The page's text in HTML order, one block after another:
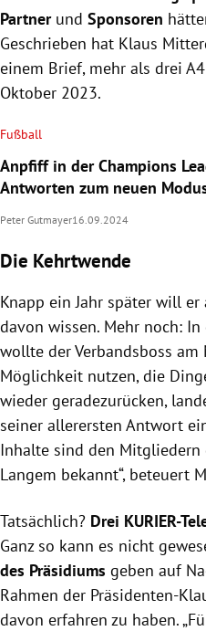
Partner und Sponsoren
Geschrieben hat Klaus
einem Brief, mehr als drei
Oktober 2023.
Fußball
Anpfiff in der Champions
Antworten zum neuen
Peter Gutmayer16.09.2024
Die Kehrtwende
Knapp ein Jahr später will
davon wissen. Mehr noch: In
wollte der Verbandsboss
Möglichkeit nutzen, die
wieder geradezurücken,
seiner allerersten Antwort
Inhalte sind den Mitgliedern
Langem bekannt“, beteuert
Tatsächlich? Drei KURIER-
Ganz so kann es nicht
des Präsidiums geben auf
Rahmen der Präsidenten-
davon erfahren zu haben.